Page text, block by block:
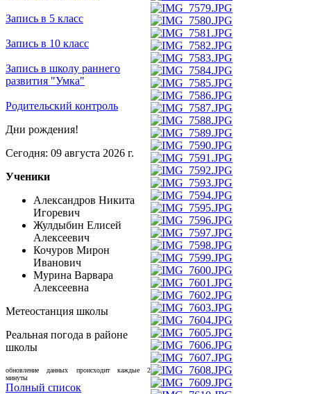
Запись в 5 класс
Запись в 10 класс
Запись в школу раннего
развития "Умка"
Родительский контроль
Дни рождения!
Сегодня: 09 августа 2026 г.
Ученики
Александров Никита
Игоревич
Жулдыбин Елисей
Алексеевич
Кочуров Мирон
Иванович
Мурина Варвара
Алексеевна
Метеостанция школы
Реальная погода в районе
школы
обновление данных происходит каждые 2
минуты
Полный список